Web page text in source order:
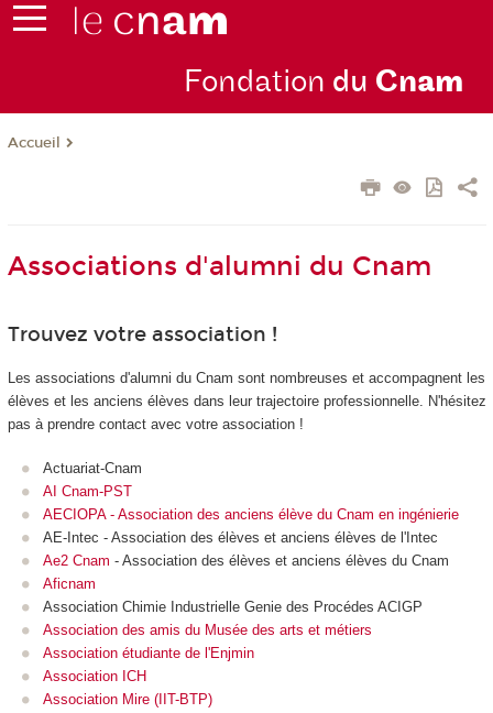
Fondation du Cnam
Accueil
Associations d'alumni du Cnam
Trouvez votre association !
Les associations d'alumni du Cnam sont nombreuses et accompagnent les
élèves et les anciens élèves dans leur trajectoire professionnelle. N'hésitez
pas à prendre contact avec votre association !
Actuariat-Cnam
AI Cnam-PST
AECIOPA - Association des anciens élève du Cnam en ingénierie
AE-Intec - Association des élèves et anciens élèves de l'Intec
Ae2 Cnam - Association des élèves et anciens élèves du Cnam
Aficnam
Association Chimie Industrielle Genie des Procédes ACIGP
Association des amis du Musée des arts et métiers
Association étudiante de l'Enjmin
Association ICH
Association Mire (IIT-BTP)